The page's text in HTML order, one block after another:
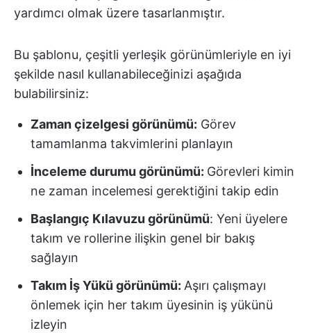
yardımcı olmak üzere tasarlanmıştır.
Bu şablonu, çeşitli yerleşik görünümleriyle en iyi
şekilde nasıl kullanabileceğinizi aşağıda
bulabilirsiniz:
Zaman çizelgesi görünümü: Görev
tamamlanma takvimlerini planlayın
İnceleme durumu görünümü: Görevleri kimin
ne zaman incelemesi gerektiğini takip edin
Başlangıç Kılavuzu görünümü: Yeni üyelere
takım ve rollerine ilişkin genel bir bakış
sağlayın
Takım İş Yükü görünümü: Aşırı çalışmayı
önlemek için her takım üyesinin iş yükünü
izleyin